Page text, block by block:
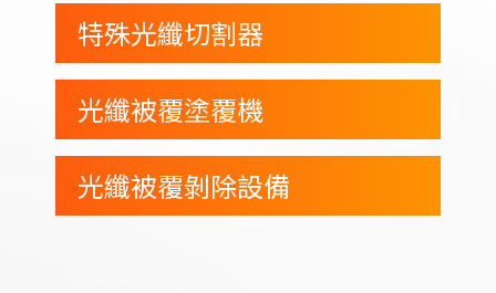
特殊光纖切割器
光纖被覆塗覆機
光纖被覆剝除設備